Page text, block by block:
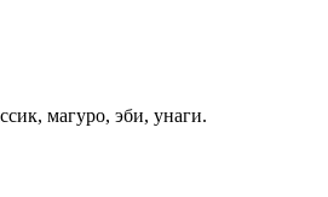
магуро, эби, унаги.